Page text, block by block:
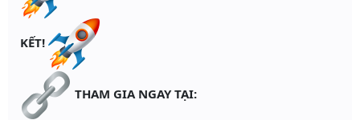
KẾT!
THAM GIA NGAY TẠI: